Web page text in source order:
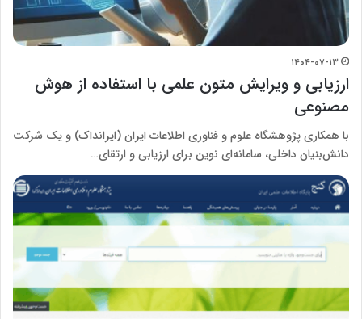
۱۴۰۴-۰۷-۱۳
ارزیابی و ویرایش متون علمی با استفاده از هوش
مصنوعی
با همکاری پژوهشگاه علوم و فناوری اطلاعات ایران (ایرانداک) و یک شرکت
دانش‌بنیان داخلی، سامانه‌ای نوین برای ارزیابی و ارتقای…